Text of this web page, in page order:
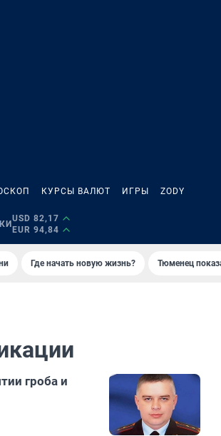
КУРСЫ ВАЛЮТ ИГРЫ ZODY
USD 82,17
EUR 94,84
Где начать новую жизнь? Тюменец
гроба и